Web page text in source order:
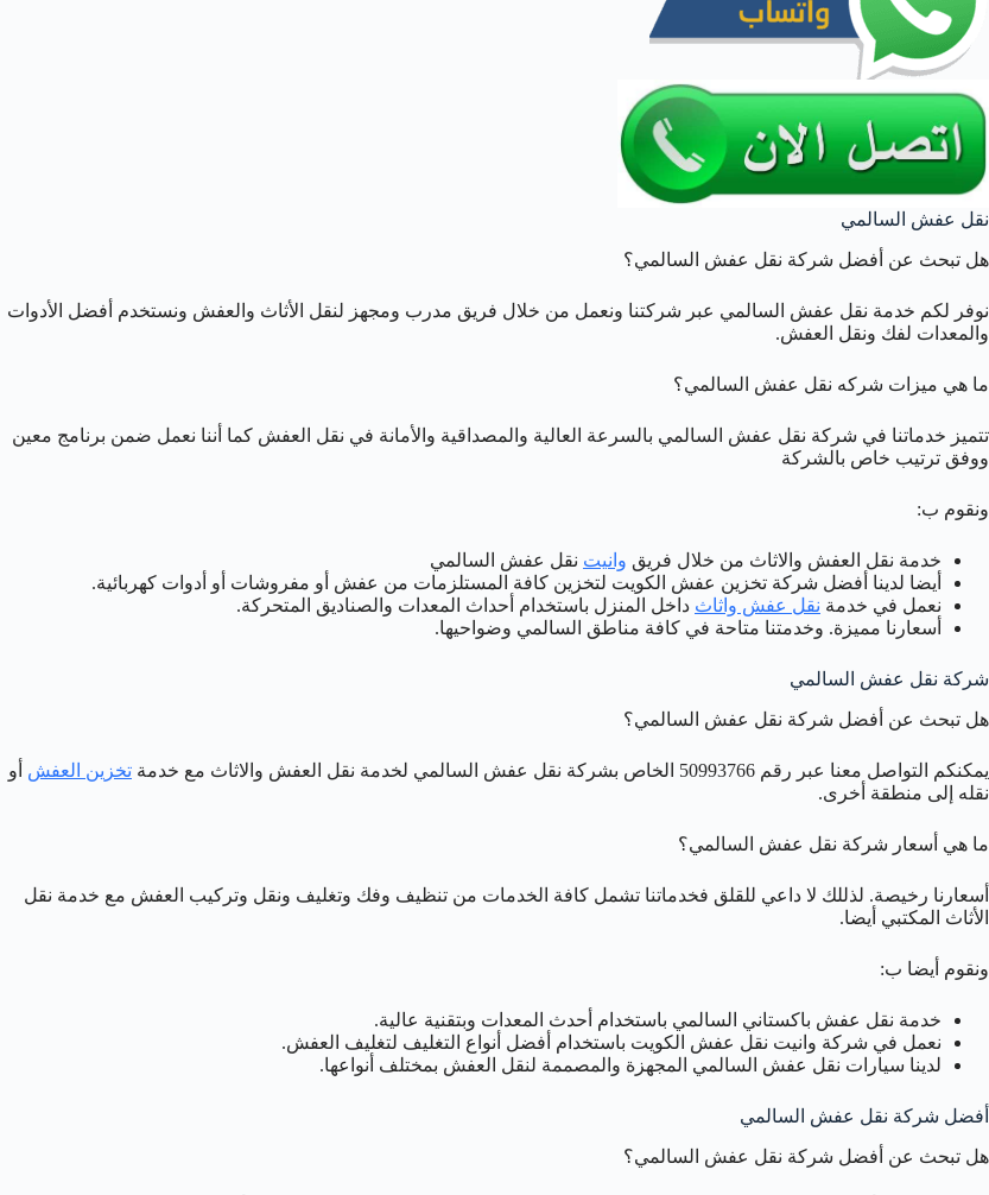
نقل عفش السالمي
هل تبحث عن أفضل شركة نقل عفش السالمي؟
نوفر لكم خدمة نقل عفش السالمي عبر شركتنا ونعمل من خلال فريق مدرب ومجهز لنقل الأثاث والعفش ونستخدم أفضل الأدوات
والمعدات لفك ونقل العفش.
ما هي ميزات شركه نقل عفش السالمي؟
تتميز خدماتنا في شركة نقل عفش السالمي بالسرعة العالية والمصداقية والأمانة في نقل العفش كما أننا نعمل ضمن برنامج معين
ووفق ترتيب خاص بالشركة
ونقوم ب:
خدمة نقل العفش والاثاث من خلال فريق وانيت نقل عفش السالمي
أيضا لدينا أفضل شركة تخزين عفش الكويت لتخزين كافة المستلزمات من عفش أو مفروشات أو أدوات كهربائية.
نعمل في خدمة نقل عفش واثاث داخل المنزل باستخدام أحداث المعدات والصناديق المتحركة.
أسعارنا مميزة. وخدمتنا متاحة في كافة مناطق السالمي وضواحيها.
شركة نقل عفش السالمي
هل تبحث عن أفضل شركة نقل عفش السالمي؟
يمكنكم التواصل معنا عبر رقم 50993766 الخاص بشركة نقل عفش السالمي لخدمة نقل العفش والاثاث مع خدمة تخزين العفش أو
نقله إلى منطقة أخرى.
ما هي أسعار شركة نقل عفش السالمي؟
أسعارنا رخيصة. لذللك لا داعي للقلق فخدماتنا تشمل كافة الخدمات من تنظيف وفك وتغليف ونقل وتركيب العفش مع خدمة نقل
الأثاث المكتبي أيضا.
ونقوم أيضا ب:
خدمة نقل عفش باكستاني السالمي باستخدام أحدث المعدات وبتقنية عالية.
نعمل في شركة وانيت نقل عفش الكويت باستخدام أفضل أنواع التغليف لتغليف العفش.
لدينا سيارات نقل عفش السالمي المجهزة والمصممة لنقل العفش بمختلف أنواعها.
أفضل شركة نقل عفش السالمي
هل تبحث عن أفضل شركة نقل عفش السالمي؟